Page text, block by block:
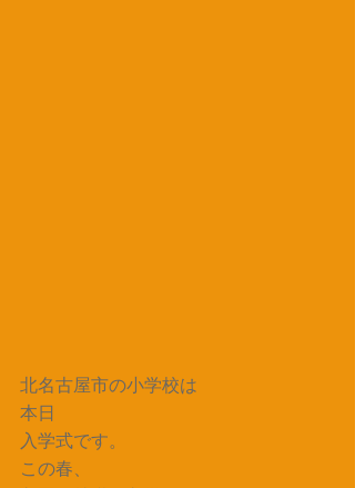
北名古屋市の小学校は
本日
入学式です。
この春、